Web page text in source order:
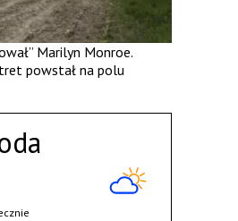
Marilyn Monroe.
powstał na polu